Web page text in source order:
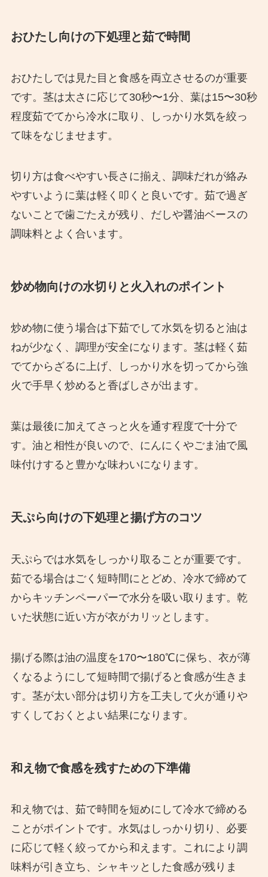
おひたし向けの下処理と茹で時間
おひたしでは見た目と食感を両立させるのが重要
です。茎は太さに応じて30秒〜1分、葉は15〜30秒
程度茹でてから冷水に取り、しっかり水気を絞っ
て味をなじませます。
切り方は食べやすい長さに揃え、調味だれが絡み
やすいように葉は軽く叩くと良いです。茹で過ぎ
ないことで歯ごたえが残り、だしや醤油ベースの
調味料とよく合います。
炒め物向けの水切りと火入れのポイント
炒め物に使う場合は下茹でして水気を切ると油は
ねが少なく、調理が安全になります。茎は軽く茹
でてからざるに上げ、しっかり水を切ってから強
火で手早く炒めると香ばしさが出ます。
葉は最後に加えてさっと火を通す程度で十分で
す。油と相性が良いので、にんにくやごま油で風
味付けすると豊かな味わいになります。
天ぷら向けの下処理と揚げ方のコツ
天ぷらでは水気をしっかり取ることが重要です。
茹でる場合はごく短時間にとどめ、冷水で締めて
からキッチンペーパーで水分を吸い取ります。乾
いた状態に近い方が衣がカリッとします。
揚げる際は油の温度を170〜180℃に保ち、衣が薄
くなるようにして短時間で揚げると食感が生きま
す。茎が太い部分は切り方を工夫して火が通りや
すくしておくとよい結果になります。
和え物で食感を残すための下準備
和え物では、茹で時間を短めにして冷水で締める
ことがポイントです。水気はしっかり切り、必要
に応じて軽く絞ってから和えます。これにより調
味料が引き立ち、シャキッとした食感が残りま